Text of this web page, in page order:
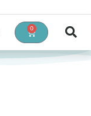
0
Cart